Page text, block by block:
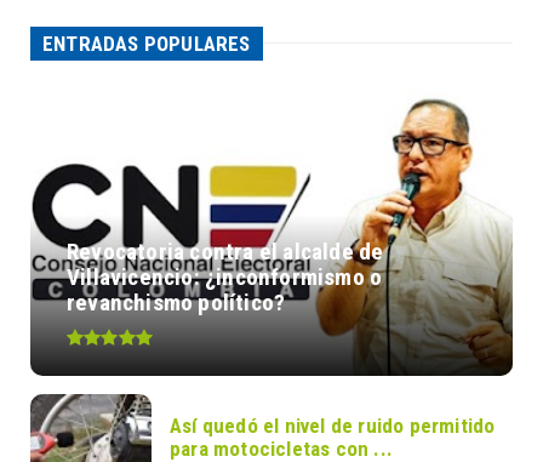
ENTRADAS POPULARES
Revocatoria contra el alcalde de
Villavicencio: ¿inconformismo o
revanchismo político?
Así quedó el nivel de ruido permitido
para motocicletas con ...